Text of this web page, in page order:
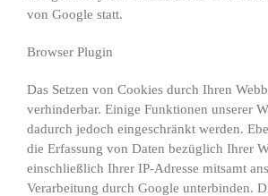
von Google statt.
Browser Plugin
Das Setzen von Cookies durch Ihren
verhinderbar. Einige Funktionen unserer
dadurch jedoch eingeschränkt werden.
die Erfassung von Daten bezüglich Ihrer
einschließlich Ihrer IP-Adresse mitsamt
Verarbeitung durch Google unterbinden.